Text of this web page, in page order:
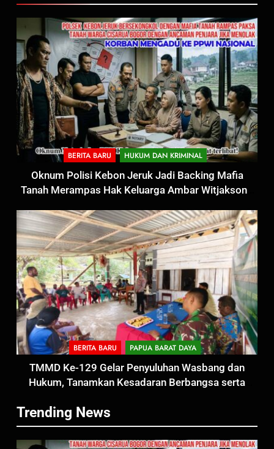
BERITA BARU HUKUM DAN KRIMINAL
Oknum Polisi Kebon Jeruk Jadi Backing Mafia
Tanah Merampas Hak Keluarga Ambar Witjaksono
BERITA BARU PAPUA BARAT DAYA
TMMD Ke-129 Gelar Penyuluhan Wasbang dan
Hukum, Tanamkan Kesadaran Berbangsa serta
Trending News
5
Perkuat Sinergitas Ulama dan
Umara Melalui Program Rabu
6
Menjelang HUT ke-23,